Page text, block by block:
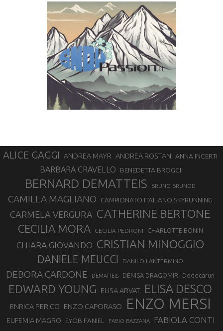
ALICE GAGGI ANDREA MAYR ANDREA ROSTAN ANNA INCERTI
BARBARA CRAVELLO BENEDETTA BROGGI
BERNARD DEMATTEIS BRUNO BRUNOD
CAMILLA MAGLIANO CAMPIONATO ITALIANO SKYRUNNING
CARMELA VERGURA CATHERINE BERTONE
CECILIA MORA CECILIA PEDRONI CHARLOTTE BONIN
CHIARA GIOVANDO CRISTIAN MINOGGIO
DANIELE MEUCCI DANILO LANTERMINO
DEBORA CARDONE DEMATTEIS DENISA DRAGOMIR Dodecarun
EDWARD YOUNG ELISA ARVAT ELISA DESCO
ENRICA PERICO ENZO CAPORASO ENZO MERSI
EUFEMIA MAGRO EYOB FANIEL FABIO BAZZANA FABIOLA CONTI